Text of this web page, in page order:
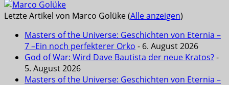
Letzte Artikel von Marco Golüke(Alle anzeigen)
Masters of the Universe: Geschichten von Eternia –
7 –Ein noch perfekterer Orko - 6. August 2026
God of War: Wird Dave Bautista der neue Kratos?-
5. August 2026
Masters of the Universe: Geschichten von Eternia –